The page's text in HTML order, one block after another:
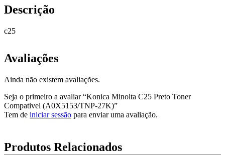
Descrição
c25
Avaliações
Ainda não existem avaliações.
Seja o primeiro a avaliar “Konica Minolta C25 Preto Toner
Compativel (A0X5153/TNP-27K)”
Tem de iniciar sessão para enviar uma avaliação.
Produtos Relacionados